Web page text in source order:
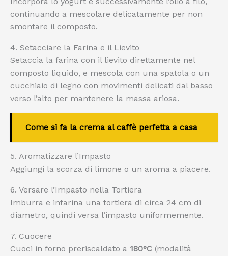
continuando a mescolare delicatamente per non
smontare il composto.
4. Setacciare la Farina e il Lievito
Setaccia la farina con il lievito direttamente nel
composto liquido, e mescola con una spatola o un
cucchiaio di legno con movimenti delicati dal basso
verso l’alto per mantenere la massa ariosa.
Come si fa la crema al caffè perfetta a casa
5. Aromatizzare l’Impasto
Aggiungi la scorza di limone o un aroma a piacere.
6. Versare l’Impasto nella Tortiera
Imburra e infarina una tortiera di circa 24 cm di
diametro, quindi versa l’impasto uniformemente.
7. Cuocere
Cuoci in forno preriscaldato a 180°C (modalità